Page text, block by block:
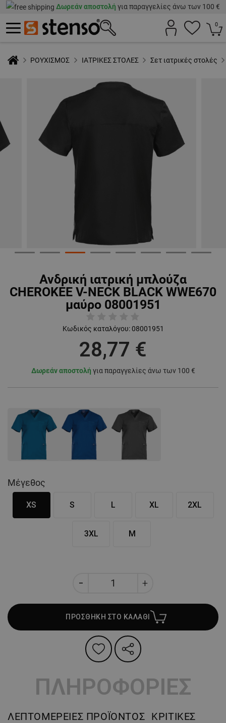
Δωρεάν αποστολή για παραγγελίες άνω των 100 €
0
ΡΟΥΧΙΣΜΟΣ ΙΑΤΡΙΚΕΣ ΣΤΟΛΕΣ Σετ ιατρικές στολές
Ανδρική ιατρική μπλούζα
CHEROKEE V-NECK BLACK WWE670
μαύρο 08001951
Κωδικός καταλόγου: 08001951
28,77 €
Δωρεάν αποστολή για παραγγελίες άνω των 100 €
Μέγεθος
XS S L XL 2XL
3XL M
ΠΡΟΣΘΗΚΗ ΣΤΟ ΚΑΛΑΘΙ
ΠΛΗΡΟΦΟΡΙΕΣ
ΛΕΠΤΟΜΈΡΕΙΕΣ ΠΡΟΪΌΝΤΟΣ ΚΡΙΤΙΚΈΣ